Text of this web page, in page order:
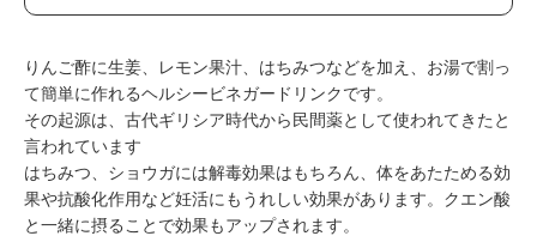
りんご酢に生姜、レモン果汁、はちみつなどを加え、お湯で割っ
て簡単に作れるヘルシービネガードリンクです。
その起源は、古代ギリシア時代から民間薬として使われてきたと
言われています
はちみつ、ショウガには解毒効果はもちろん、体をあたためる効
果や抗酸化作用など妊活にもうれしい効果があります。クエン酸
と一緒に摂ることで効果もアップされます。